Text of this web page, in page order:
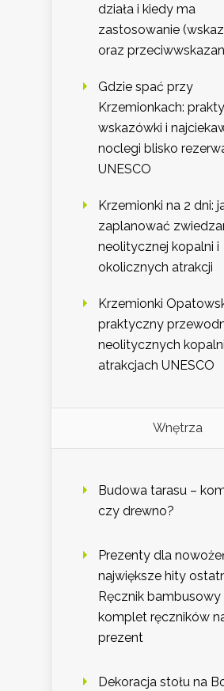
działa i kiedy ma
zastosowanie
oraz
Gdzie spać przy
Krzemionkach:
wskazówki i
noclegi blisko
UNESCO
Krzemionki na 2 dni:
zaplanować
neolitycznej kopalni i
okolicznych atrakcji
Krzemionki
praktyczny
neolitycznych
atrakcjach UNESCO
Wnętrza
Budowa tarasu –
czy drewno?
Prezenty dla
największe hity
Ręcznik bambusowy
komplet ręczników
prezent
Dekoracja stołu na